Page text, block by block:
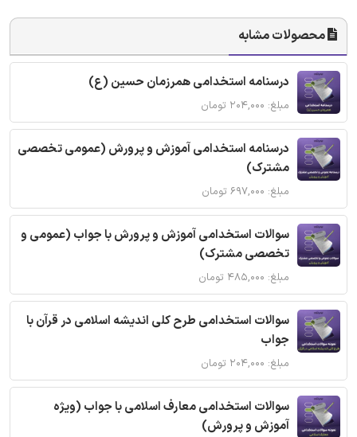
محصولات مشابه
درسنامه استخدامی همرزمان حسین (ع)
مبلغ: ۲۰۴,۰۰۰ تومان
درسنامه استخدامی آموزش و پرورش (عمومی تخصصی
مشترک)
مبلغ: ۶۹۷,۰۰۰ تومان
سوالات استخدامی آموزش و پرورش با جواب (عمومی و
تخصصی مشترک)
مبلغ: ۴۸۵,۰۰۰ تومان
سوالات استخدامی طرح کلی اندیشه اسلامی در قرآن با
جواب
مبلغ: ۲۰۴,۰۰۰ تومان
سوالات استخدامی معارف اسلامی با جواب (ویژه
آموزش و پرورش)